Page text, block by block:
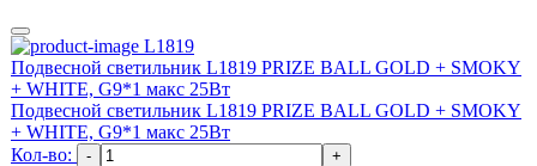
L1819
Подвесной светильник L1819 PRIZE BALL GOLD + SMOKY
+ WHITE, G9*1 макс 25Вт
Подвесной светильник L1819 PRIZE BALL GOLD + SMOKY
+ WHITE, G9*1 макс 25Вт
Кол-во:
- +